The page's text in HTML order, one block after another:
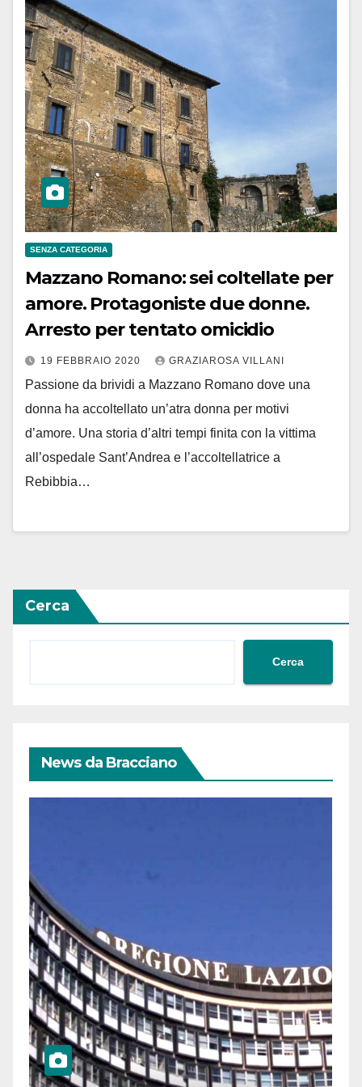
SENZA CATEGORIA
Mazzano Romano: sei coltellate per
amore. Protagoniste due donne.
Arresto per tentato omicidio
19 FEBBRAIO 2020 GRAZIAROSA VILLANI
Passione da brividi a Mazzano Romano dove una
donna ha accoltellato un’atra donna per motivi
d’amore. Una storia d’altri tempi finita con la vittima
all’ospedale Sant’Andrea e l’accoltellatrice a
Rebibbia…
Cerca
Cerca
News da Bracciano